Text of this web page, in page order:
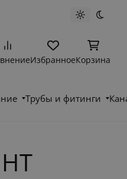
Светлая
ИзбранноеКорзина
Трубы и фитинги